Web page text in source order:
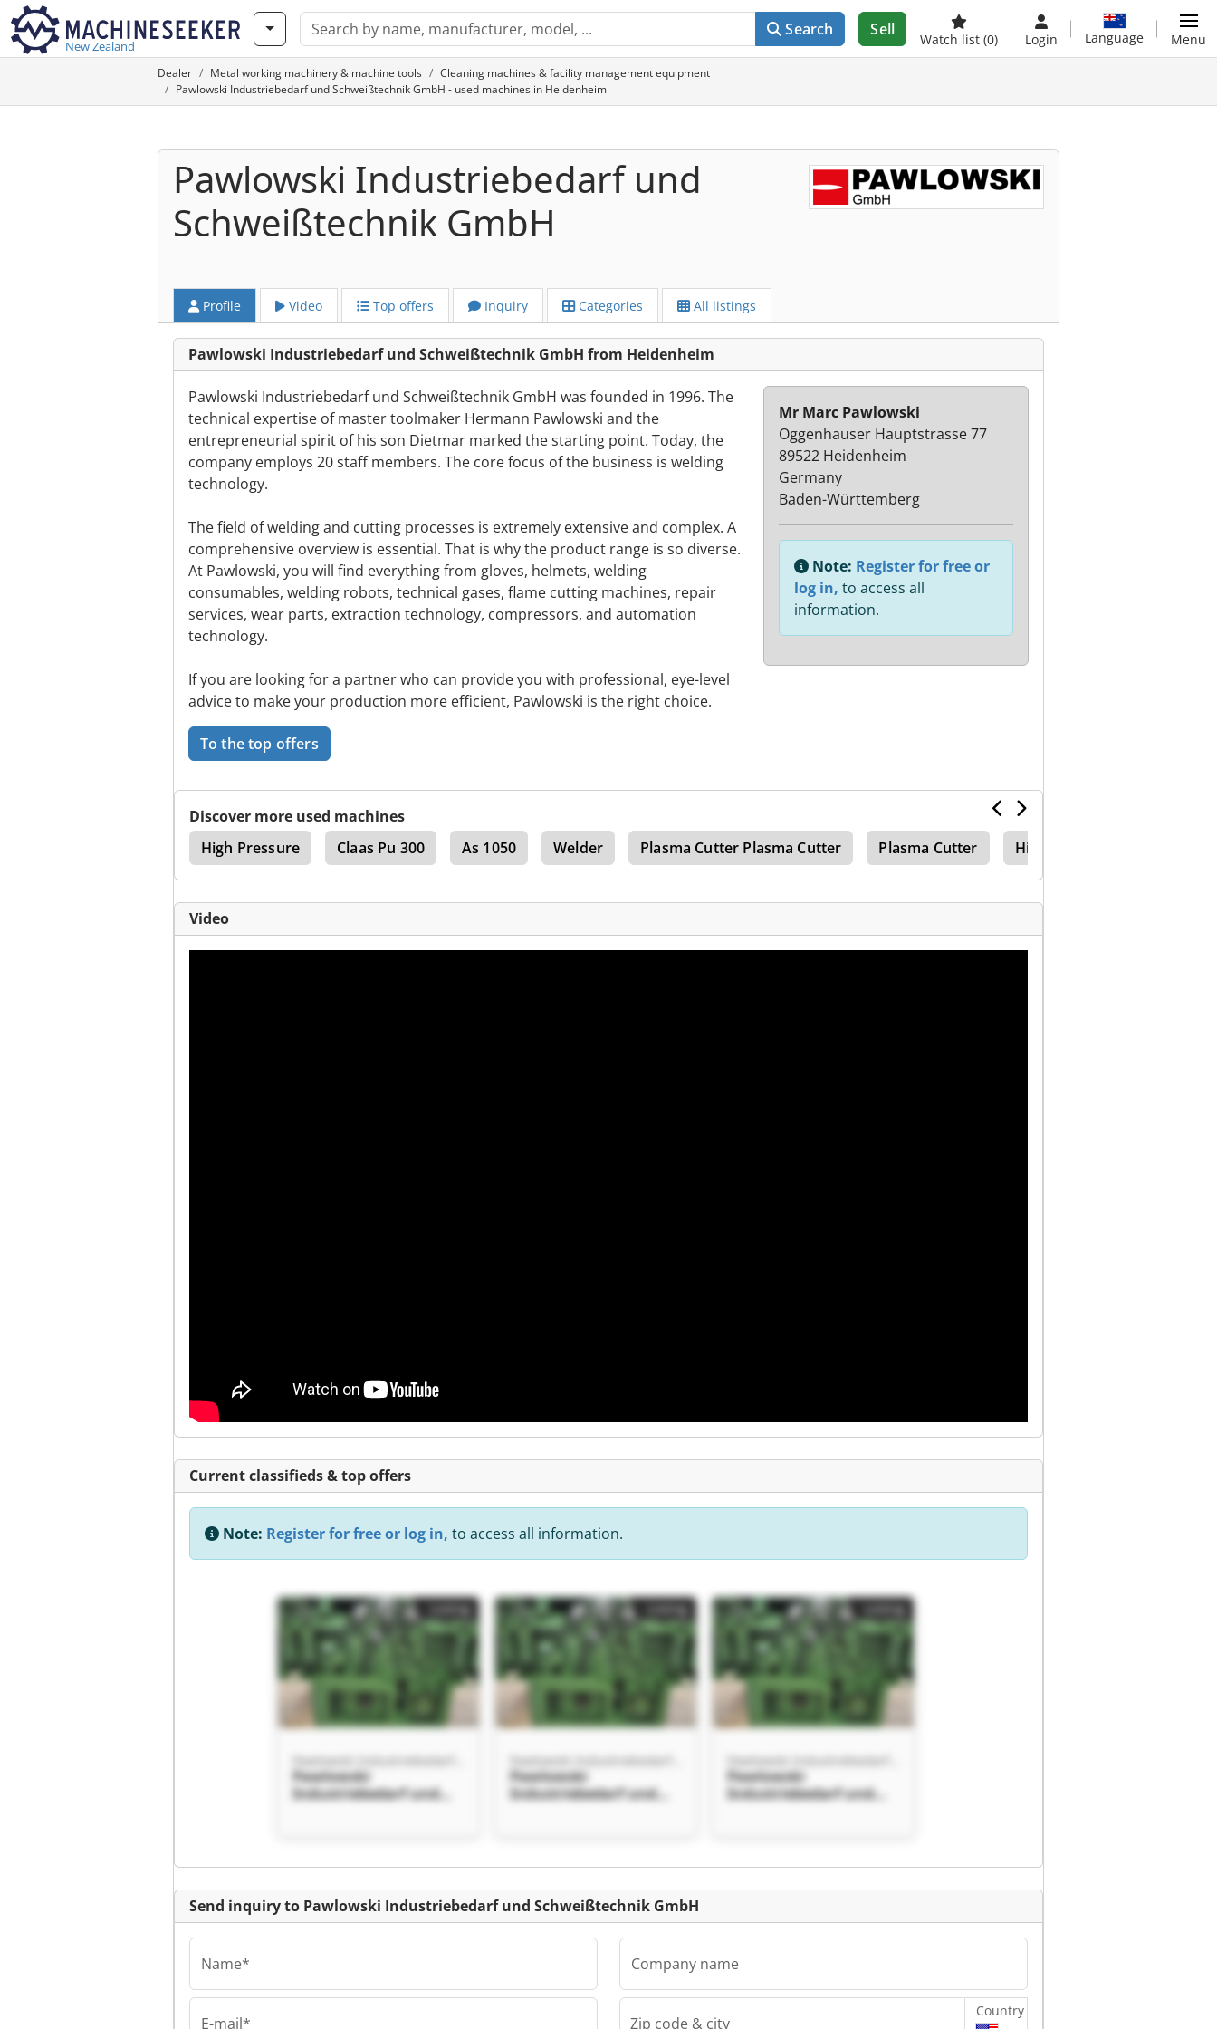
New Zealand
Search Sell
Watch list (0) Login Language Menu
Dealer Metal working machinery & machine tools
Cleaning machines & facility management equipment
Pawlowski Industriebedarf und Schweißtechnik GmbH - used machines in Heidenheim
Pawlowski Industriebedarf und
Schweißtechnik GmbH
Profile Video Top offers Inquiry Categories All listings
Pawlowski Industriebedarf und Schweißtechnik GmbH from Heidenheim
Pawlowski Industriebedarf und Schweißtechnik GmbH was founded in 1996. The
technical expertise of master toolmaker Hermann Pawlowski and the
entrepreneurial spirit of his son Dietmar marked the starting point. Today, the
company employs 20 staff members. The core focus of the business is welding
technology.
The field of welding and cutting processes is extremely extensive and complex. A
comprehensive overview is essential. That is why the product range is so diverse.
At Pawlowski, you will find everything from gloves, helmets, welding
consumables, welding robots, technical gases, flame cutting machines, repair
services, wear parts, extraction technology, compressors, and automation
technology.
If you are looking for a partner who can provide you with professional, eye-level
advice to make your production more efficient, Pawlowski is the right choice.
To the top offers
Mr Marc Pawlowski
Oggenhauser Hauptstrasse 77
89522 Heidenheim
Germany
Baden-Württemberg
Note: Register for free or
log in, to access all
information.
Discover more used machines
High Pressure
Claas Pu 300 As 1050 Welder Plasma Cutter Plasma Cutter Plasma Cutter High Pressure Filter
Video
Current classifieds & top offers
Note: Register for free or log in, to access all information.
Pawlowski
Industriebedarf und
Schweißtechnik GmbH
Pawlowski
Industriebedarf und
Schweißtechnik GmbH
Pawlowski
Industriebedarf und
Schweißtechnik GmbH
Listing
Send inquiry to Pawlowski Industriebedarf und Schweißtechnik GmbH
Name*
E-mail*
Company name
Zip code & city
Country